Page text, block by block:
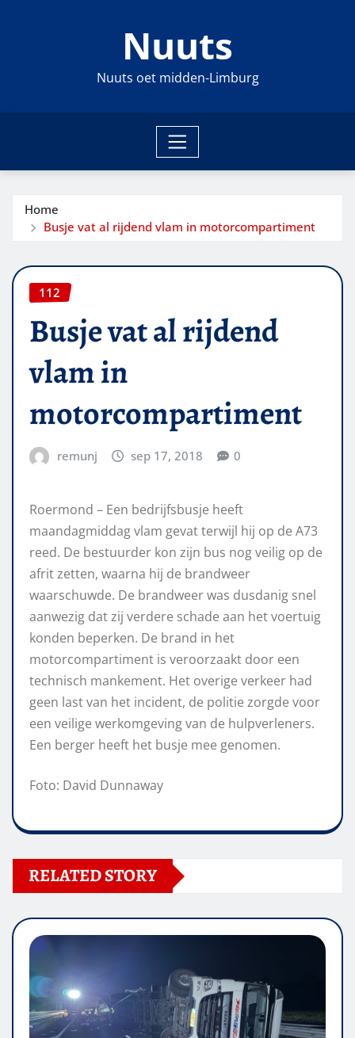
Nuuts
Nuuts oet midden-Limburg
Home
Busje vat al rijdend vlam in motorcompartiment
112
Busje vat al rijdend
vlam in
motorcompartiment
remunj sep 17, 2018 0
Roermond – Een bedrijfsbusje heeft
maandagmiddag vlam gevat terwijl hij op de A73
reed. De bestuurder kon zijn bus nog veilig op de
afrit zetten, waarna hij de brandweer
waarschuwde. De brandweer was dusdanig snel
aanwezig dat zij verdere schade aan het voertuig
konden beperken. De brand in het
motorcompartiment is veroorzaakt door een
technisch mankement. Het overige verkeer had
geen last van het incident, de politie zorgde voor
een veilige werkomgeving van de hulpverleners.
Een berger heeft het busje mee genomen.
Foto: David Dunnaway
RELATED STORY